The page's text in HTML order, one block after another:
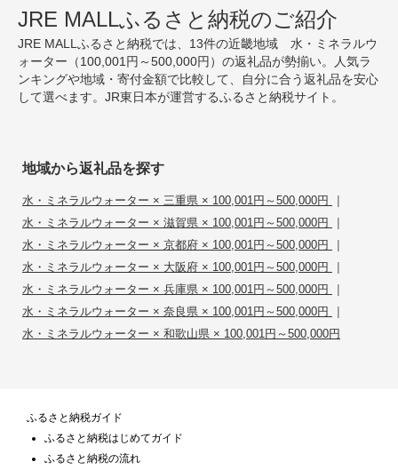
JRE MALLふるさと納税のご紹介
JRE MALLふるさと納税では、13件の近畿地域 水・ミネラルウ
ォーター（100,001円～500,000円）の返礼品が勢揃い。人気ラ
ンキングや地域・寄付金額で比較して、自分に合う返礼品を安心
して選べます。JR東日本が運営するふるさと納税サイト。
地域から返礼品を探す
水・ミネラルウォーター × 三重県 × 100,001円～500,000円 |
水・ミネラルウォーター × 滋賀県 × 100,001円～500,000円 |
水・ミネラルウォーター × 京都府 × 100,001円～500,000円 |
水・ミネラルウォーター × 大阪府 × 100,001円～500,000円 |
水・ミネラルウォーター × 兵庫県 × 100,001円～500,000円 |
水・ミネラルウォーター × 奈良県 × 100,001円～500,000円 |
水・ミネラルウォーター × 和歌山県 × 100,001円～500,000円
ふるさと納税ガイド
ふるさと納税はじめてガイド
ふるさと納税の流れ